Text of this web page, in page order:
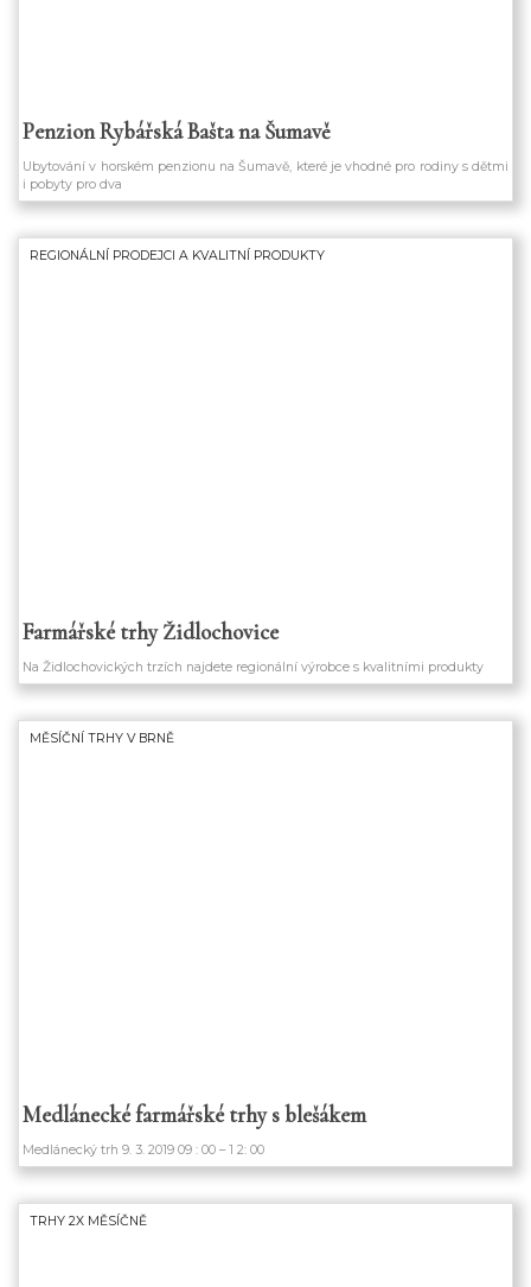
Penzion Rybářská Bašta na Šumavě
Ubytování v horském penzionu na Šumavě, které je vhodné pro rodiny s dětmi
i pobyty pro dva
REGIONÁLNÍ PRODEJCI A KVALITNÍ PRODUKTY
Farmářské trhy Židlochovice
Na Židlochovických trzích najdete regionální výrobce s kvalitními produkty
MĚSÍČNÍ TRHY V BRNĚ
Medlánecké farmářské trhy s blešákem
Medlánecký trh 9. 3. 2019 09 : 00 – 1 2: 00
TRHY 2X MĚSÍČNĚ